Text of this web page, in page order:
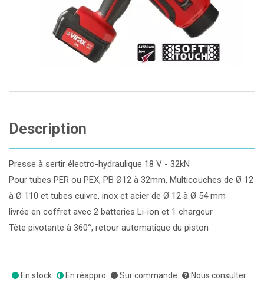
Description
Presse à sertir électro-hydraulique 18 V - 32kN
Pour tubes PER ou PEX, PB Ø12 à 32mm, Multicouches de Ø 12
à Ø 110 et tubes cuivre, inox et acier de Ø 12 à Ø 54 mm
livrée en coffret avec 2 batteries Li-ion et 1 chargeur
Tête pivotante à 360°, retour automatique du piston
En stock En réappro Sur commande Nous consulter